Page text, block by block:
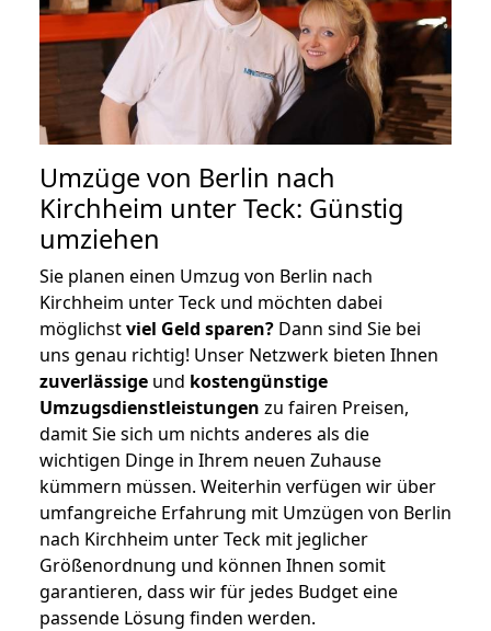
Umzüge von Berlin nach
Kirchheim unter Teck: Günstig
umziehen
Sie planen einen Umzug von Berlin nach
Kirchheim unter Teck und möchten dabei
möglichstviel Geld sparen? Dann sind Sie bei
uns genau richtig! Unser Netzwerk bieten Ihnen
zuverlässige und kostengünstige
Umzugsdienstleistungen zu fairen Preisen,
damit Sie sich um nichts anderes als die
wichtigen Dinge in Ihrem neuen Zuhause
kümmern müssen. Weiterhin verfügen wir über
umfangreiche Erfahrung mit Umzügen von Berlin
nach Kirchheim unter Teck mit jeglicher
Größenordnung und können Ihnen somit
garantieren, dass wir für jedes Budget eine
passende Lösung finden werden.